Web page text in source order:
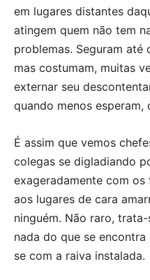
em lugares distantes
atingem quem não tem
problemas. Seguram até
mas costumam, muitas
externar seu
quando menos esperam,
É assim que vemos
colegas se digladiando
exageradamente com os
aos lugares de cara
ninguém. Não raro,
nada do que se
se com a raiva instalada.